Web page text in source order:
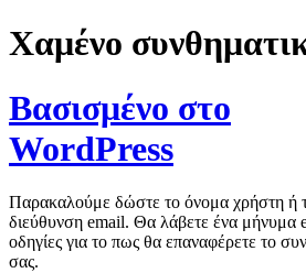
Χαμένο
Βασισμένο στο
WordPress
Παρακαλούμε δώστε το όνομα χρήστη ή
διεύθυνση email. Θα λάβετε ένα μήνυμα
οδηγίες για το πως θα επαναφέρετε το
σας.